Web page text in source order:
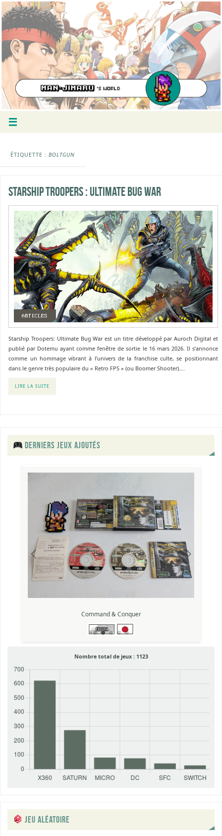
ÉTIQUETTE : BOLTGUN
Starship Troopers : Ultimate Bug War
Starship Troopers: Ultimate Bug War est un titre développé par Auroch Digital et
publié par Dotemu ayant comme fenêtre de sortie le 16 mars 2026. Il s’annonce
comme un hommage vibrant à l’univers de la franchise culte, se positionnant
dans le genre très populaire du « Retro FPS » (ou Boomer Shooter)….
LIRE LA SUITE
DERNIERS JEUX AJOUTÉS
Command & Conquer
Nombre total de jeux :1123
JEU ALÉATOIRE